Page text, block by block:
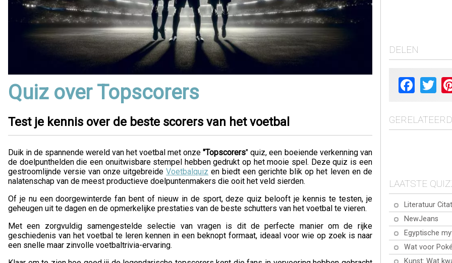
Quiz over Topscorers
Test je kennis over de beste scorers van het voetbal
Duik in de spannende wereld van het voetbal met onze"Topscorers" quiz, een boeiende verkenning van
de doelpunthelden die een onuitwisbare stempel hebben gedrukt op het mooie spel. Deze quiz is een
gestroomlijnde versie van onze uitgebreideVoetbalquiz en biedt een gerichte blik op het leven en de
nalatenschap van de meest productieve doelpuntenmakers die ooit het veld sierden.
Of je nu een doorgewinterde fan bent of nieuw in de sport, deze quiz belooft je kennis te testen, je
geheugen uit te dagen en de opmerkelijke prestaties van de beste schutters van het voetbal te vieren.
Met een zorgvuldig samengestelde selectie van vragen is dit de perfecte manier om de rijke
geschiedenis van het voetbal te leren kennen in een beknopt formaat, ideaal voor wie op zoek is naar
een snelle maar zinvolle voetbaltrivia-ervaring.
DELEN
Facebook
LAATSTE
Literatuur
NewJeans
Egyptische
Wat voor
Kunst: Wat